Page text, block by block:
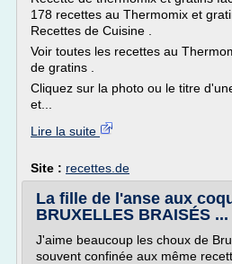
178 recettes au Thermomix et
Recettes de Cuisine .
Voir toutes les recettes au
de gratins .
Cliquez sur la photo ou le titre
et...
Lire la suite
Site : recettes.de
La fille de l'anse aux
BRUXELLES BRAISÉS ...
J'aime beaucoup les choux de
souvent confinée aux même